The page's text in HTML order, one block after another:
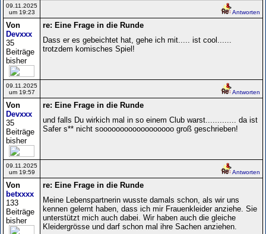
09.11.2025
um 19:23
Antworten
Von
Devxxx
35
Beiträge
bisher
re: Eine Frage in die Runde
Dass er es gebeichtet hat, gehe ich mit..... ist cool......
trotzdem komisches Spiel!
09.11.2025
um 19:57
Antworten
Von
Devxxx
35
Beiträge
bisher
re: Eine Frage in die Runde
und falls Du wirkich mal in so einem Club warst............. da ist
Safer s** nicht soooooooooooooooooo groß geschrieben!
09.11.2025
um 19:59
Antworten
Von
betxxxx
133
Beiträge
bisher
re: Eine Frage in die Runde
Meine Lebenspartnerin wusste damals schon, als wir uns
kennen gelernt haben, dass ich mir Frauenkleider anziehe. Sie
unterstützt mich auch dabei. Wir haben auch die gleiche
Kleidergrösse und darf schon mal ihre Sachen anziehen.